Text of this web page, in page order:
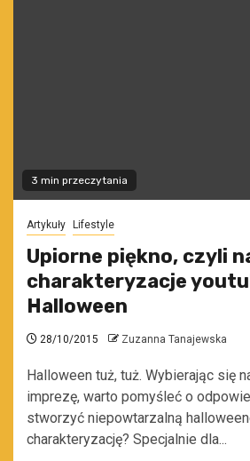
3 min przeczytania
Artykuły Lifestyle
Upiorne piękno, czyli
charakteryzacje
Halloween
28/10/2015 Zuzanna Tanajewska
Halloween tuż, tuż. Wybierając się
imprezę, warto pomyśleć o
stworzyć niepowtarzalną
charakteryzację? Specjalnie dla...